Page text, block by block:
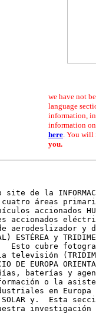
we have not
language
information,
information
here. You
you.
site de la
áreas
accionados
accionados
aerodeslizador y
ESTÉREA y
Esto cubre
DE EUROPA
baterías y
o la
en
SOLAR y.  Esta
investigación